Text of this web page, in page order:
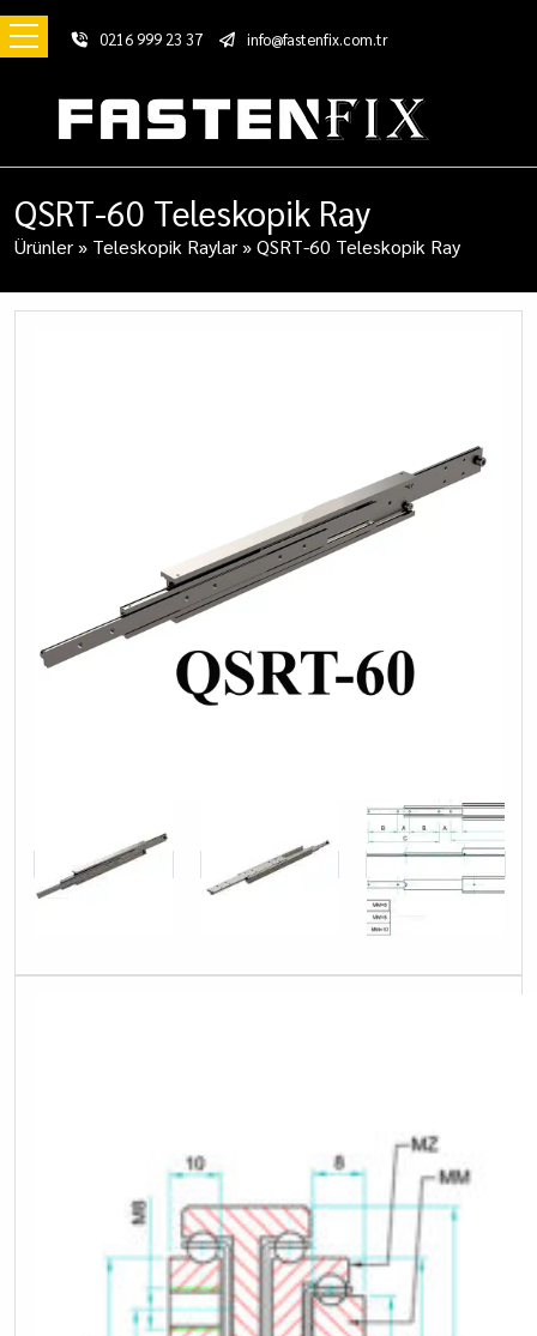
0216 999 23 37 info@fastenfix.com.tr
QSRT-60 Teleskopik Ray
Ürünler» Teleskopik Raylar»QSRT-60 Teleskopik Ray